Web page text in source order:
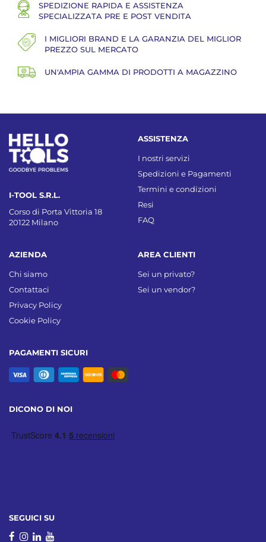
SPEDIZIONE RAPIDA E ASSISTENZA
SPECIALIZZATA PRE E POST VENDITA
I MIGLIORI BRAND E LA GARANZIA DEL MIGLIOR
PREZZO SUL MERCATO
UN'AMPIA GAMMA DI PRODOTTI A MAGAZZINO
I-TOOL S.R.L.
Corso di Porta Vittoria 18
20122 Milano
PAGAMENTI SICURI
AZIENDA
Chi siamo
Contattaci
Privacy Policy
Cookie Policy
ASSISTENZA
I nostri servizi
Spedizioni e Pagamenti
Termini e condizioni
Resi
FAQ
AREA CLIENTI
Sei un privato?
Sei un vendor?
DICONO DI NOI
SEGUICI SU